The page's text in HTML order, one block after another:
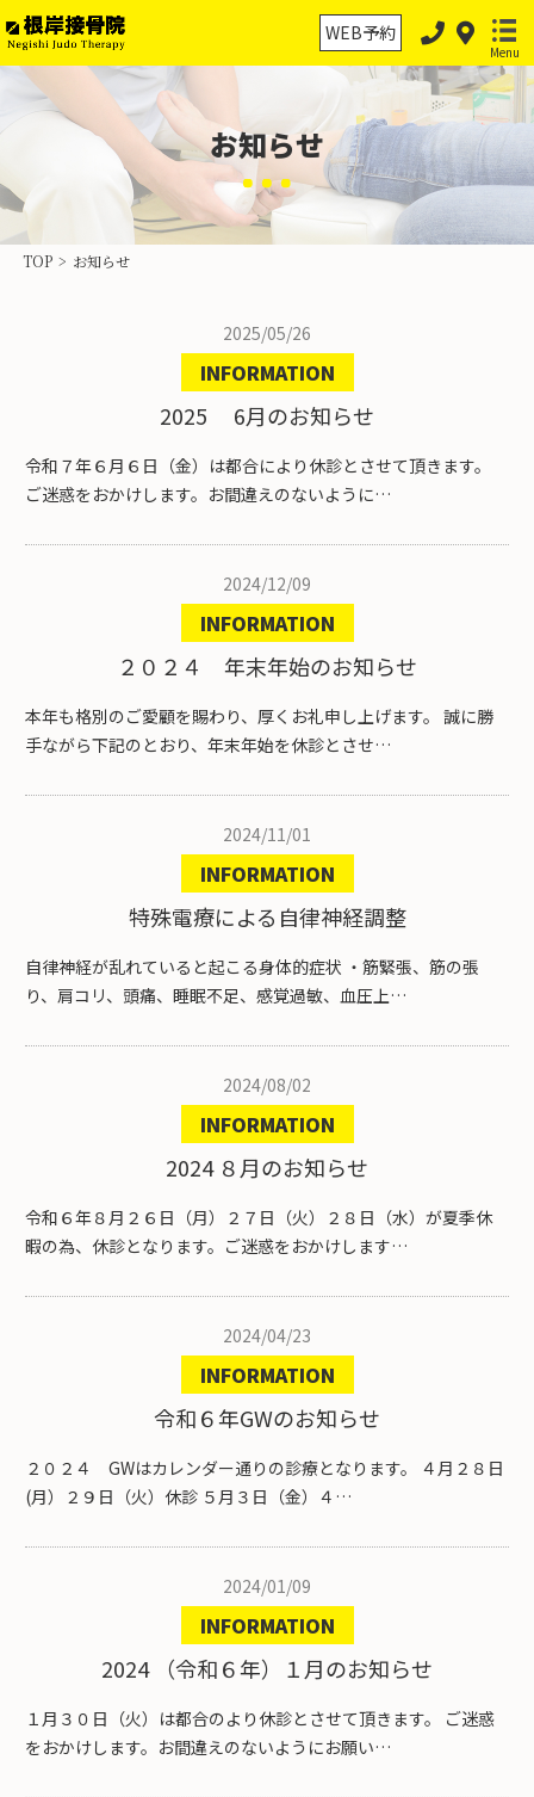
お知らせ
WEB予約
Menu
ホーム
保険診療
保険外治療
交通事故治療
物理療法の分類
当院案内
お知らせ
スタッフ紹介・募集
TOP > お知らせ
2025/05/26
INFORMATION
2025 6月のお知らせ
令和７年６月６日（金）は都合により休診とさせて頂きます。
ご迷惑をおかけします。お間違えのないように…
2024/12/09
INFORMATION
２０２４ 年末年始のお知らせ
本年も格別のご愛顧を賜わり、厚くお礼申し上げます。 誠に勝
手ながら下記のとおり、年末年始を休診とさせ…
2024/11/01
INFORMATION
特殊電療による自律神経調整
自律神経が乱れていると起こる身体的症状 ・筋緊張、筋の張
り、肩コリ、頭痛、睡眠不足、感覚過敏、血圧上…
2024/08/02
INFORMATION
2024 ８月のお知らせ
令和６年８月２６日（月）２７日（火）２８日（水）が夏季休
暇の為、休診となります。ご迷惑をおかけします…
2024/04/23
INFORMATION
令和６年GWのお知らせ
２０２４ GWはカレンダー通りの診療となります。 ４月２８日
(月）２９日（火）休診 ５月３日（金）４…
2024/01/09
INFORMATION
2024 （令和６年）１月のお知らせ
１月３０日（火）は都合のより休診とさせて頂きます。 ご迷惑
をおかけします。お間違えのないようにお願い…